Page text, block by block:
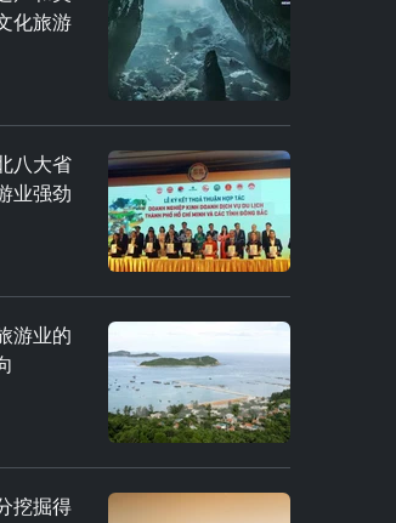
化旅游
八大省
业强劲
游业的
挖掘得